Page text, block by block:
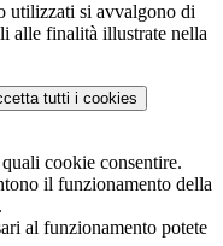
utilizzati si avvalgono di
alle finalità illustrate nella
tutti i cookies
cookie consentire.
il funzionamento della
al funzionamento potete